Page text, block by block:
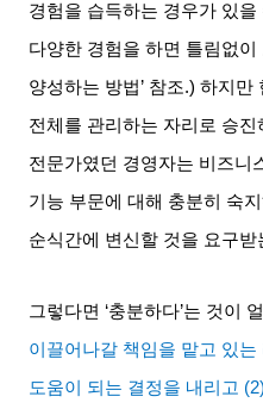
경험을 습득하는 경우가 있을
다양한 경험을 하면 틀림없이
양성하는 방법’ 참조.)하지만
전체를 관리하는 자리로 승
전문가였던 경영자는 비즈니
기능 부문에 대해 충분히 숙
순식간에 변신할 것을 요구받
그렇다면 ‘충분하다’는 것이
이끌어나갈 책임을 맡고 있는
도움이 되는 결정을 내리고 (2)